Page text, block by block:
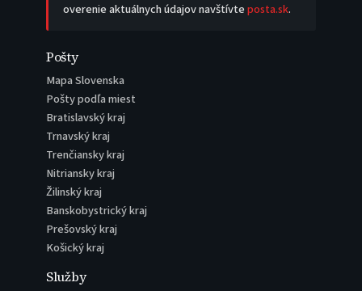
overenie aktuálnych údajov navštívteposta.sk.
Pošty
Mapa Slovenska
Pošty podľa miest
Bratislavský kraj
Trnavský kraj
Trenčiansky kraj
Nitriansky kraj
Žilinský kraj
Banskobystrický kraj
Prešovský kraj
Košický kraj
Služby